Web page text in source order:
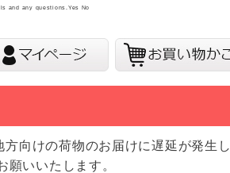
向けの荷物のお届けに遅延が発生し
いいたします。
and any questions.Yes No